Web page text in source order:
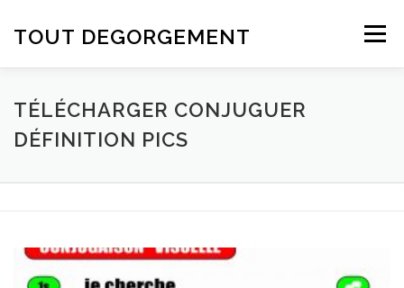
TOUT DEGORGEMENT Menu
TÉLÉCHARGER CONJUGUER
DÉFINITION PICS